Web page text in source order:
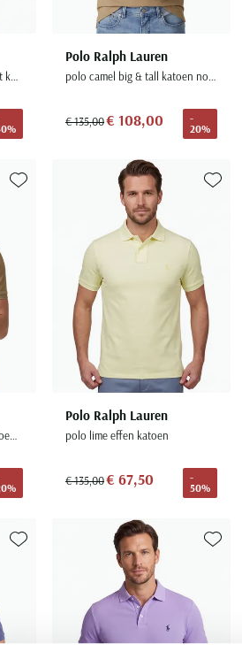
custom slim fit polo wit print katoen
Polo Ralph Lauren
polo camel big & tall katoen normale fit 2-knoops
€ 135,00€ 108,00
-
20%
polo Slim Fit bruin effen katoen 2 knoops
Toevoegen aan favorieten
Polo Ralph Lauren
polo lime effen katoen
€ 135,00€ 67,50
-
50%
Toevoegen aan favorieten